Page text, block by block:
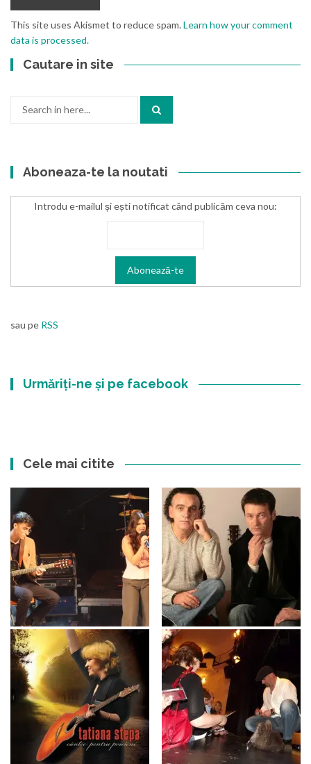
This site uses Akismet to reduce spam.Learn how your comment
data is processed.
Cautare in site
Aboneaza-te la noutati
Introdu e-mailul și ești notificat când publicăm ceva nou:
sau pe RSS
Urmăriți-ne și pe facebook
Cele mai citite